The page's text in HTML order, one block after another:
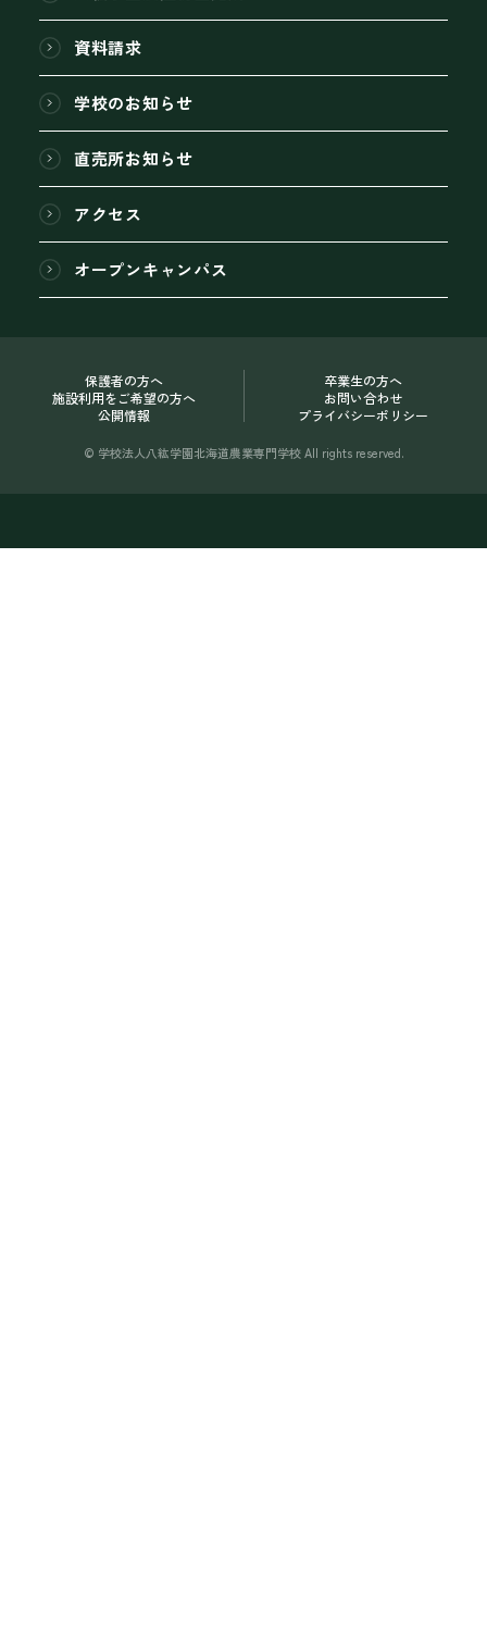
資料請求
学校のお知らせ
直売所お知らせ
アクセス
オープンキャンパス
保護者の方へ
卒業生の方へ
施設利用をご希望の方へ
お問い合わせ
公開情報
プライバシーポリシー
© 学校法人八紘学園北海道農業専門学校 All rights reserved.